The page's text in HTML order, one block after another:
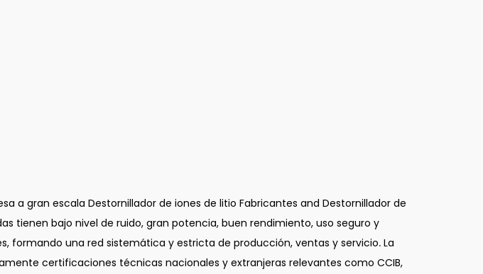
a gran escala Destornillador de iones de litio Fabricantes and Destornillador de
tienen bajo nivel de ruido, gran potencia, buen rendimiento, uso seguro y
formando una red sistemática y estricta de producción, ventas y servicio. La
certificaciones técnicas nacionales y extranjeras relevantes como CCIB,